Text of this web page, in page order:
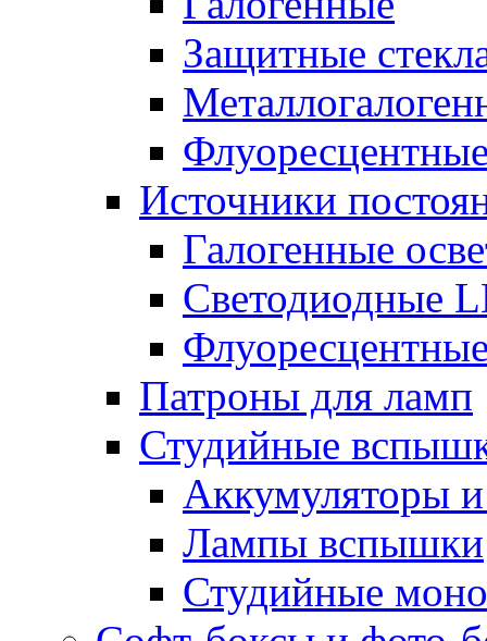
Защитные
Источники
Галогенные
Светодиодные
Патроны для ламп
Студийные
Аккумуляторы
Лампы вспышки
Студийные